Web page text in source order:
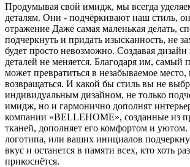
Продумывая свой имидж, мы всегда
деталям. Они - подчёркивают наш стиль,
отражение Даже самая маленькая делать,
подчеркнуть и придать изысканность, не
будет просто невозможно. Создавая дизайн
деталей не меняется. Благодаря им, самый
может превратиться в незабываемое место,
возвращаться. И какой бы стиль вы не
индивидуальным дизайном, не только
имидж, но и гармонично дополнят
компании «BELLEHOME», созданные из
тканей, дополняет его комфортом и
логотипа, или ваших инициалов
вкус и останется в памяти всех, кто хоть
прикоснётся.